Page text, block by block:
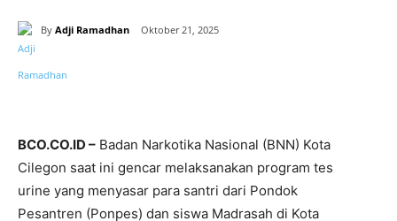
By Adji Ramadhan Oktober 21, 2025
BCO.CO.ID – Badan Narkotika Nasional (BNN) Kota
Cilegon saat ini gencar melaksanakan program tes
urine yang menyasar para santri dari Pondok
Pesantren (Ponpes) dan siswa Madrasah di Kota